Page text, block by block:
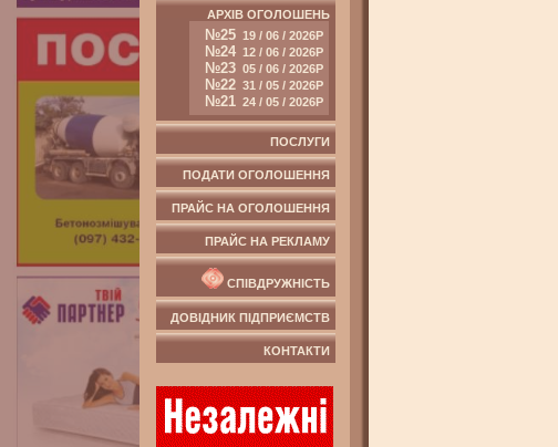
АРХІВ ОГОЛОШЕНЬ
№25 19 / 06 / 2026Р
№24 12 / 06 / 2026Р
№23 05 / 06 / 2026Р
№22 31 / 05 / 2026Р
№21 24 / 05 / 2026Р
ПОСЛУГИ
ПОДАТИ ОГОЛОШЕННЯ
ПРАЙС НА ОГОЛОШЕННЯ
ПРАЙС НА РЕКЛАМУ
СПІВДРУЖНІСТЬ
ДОВІДНИК ПІДПРИЄМСТВ
КОНТАКТИ